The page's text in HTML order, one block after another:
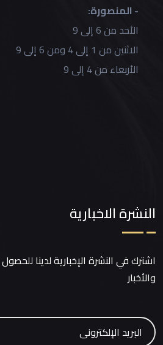
- المنصورة:
الأحد من 6 إلى 9
الاثنين من 1 إلى 4 ومن 6 إلى 9
الأربعاء من 4 إلى 9
النشرة الاخبارية
اشترك في النشرة الإخبارية لدينا
والأخبار